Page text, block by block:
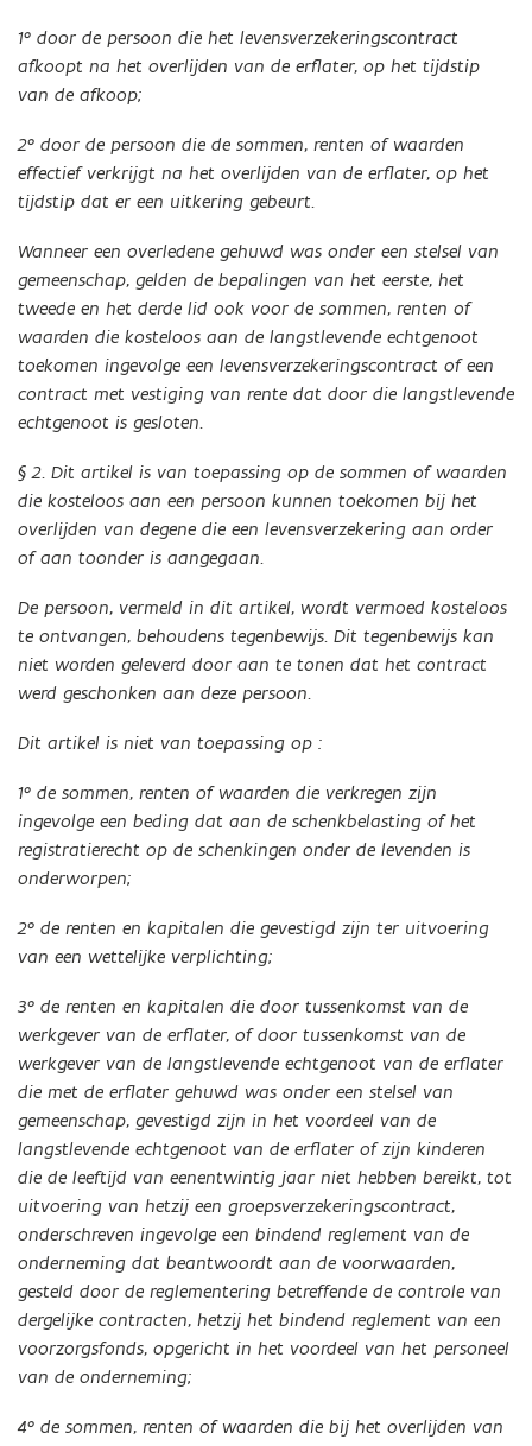
1° door de persoon die het levensverzekeringscontract
afkoopt na het overlijden van de erflater, op het tijdstip
van de afkoop;
2° door de persoon die de sommen, renten of waarden
effectief verkrijgt na het overlijden van de erflater, op het
tijdstip dat er een uitkering gebeurt.
Wanneer een overledene gehuwd was onder een stelsel van
gemeenschap, gelden de bepalingen van het eerste, het
tweede en het derde lid ook voor de sommen, renten of
waarden die kosteloos aan de langstlevende echtgenoot
toekomen ingevolge een levensverzekeringscontract of een
contract met vestiging van rente dat door die langstlevende
echtgenoot is gesloten.
§ 2. Dit artikel is van toepassing op de sommen of waarden
die kosteloos aan een persoon kunnen toekomen bij het
overlijden van degene die een levensverzekering aan order
of aan toonder is aangegaan.
De persoon, vermeld in dit artikel, wordt vermoed kosteloos
te ontvangen, behoudens tegenbewijs. Dit tegenbewijs kan
niet worden geleverd door aan te tonen dat het contract
werd geschonken aan deze persoon.
Dit artikel is niet van toepassing op :
1° de sommen, renten of waarden die verkregen zijn
ingevolge een beding dat aan de schenkbelasting of het
registratierecht op de schenkingen onder de levenden is
onderworpen;
2° de renten en kapitalen die gevestigd zijn ter uitvoering
van een wettelijke verplichting;
3° de renten en kapitalen die door tussenkomst van de
werkgever van de erflater, of door tussenkomst van de
werkgever van de langstlevende echtgenoot van de erflater
die met de erflater gehuwd was onder een stelsel van
gemeenschap, gevestigd zijn in het voordeel van de
langstlevende echtgenoot van de erflater of zijn kinderen
die de leeftijd van eenentwintig jaar niet hebben bereikt, tot
uitvoering van hetzij een groepsverzekeringscontract,
onderschreven ingevolge een bindend reglement van de
onderneming dat beantwoordt aan de voorwaarden,
gesteld door de reglementering betreffende de controle van
dergelijke contracten, hetzij het bindend reglement van een
voorzorgsfonds, opgericht in het voordeel van het personeel
van de onderneming;
4° de sommen, renten of waarden die bij het overlijden van